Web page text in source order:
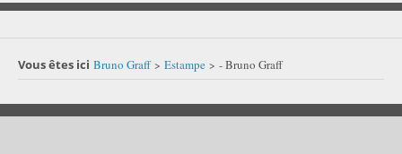
Vous êtes ici Bruno Graff > Estampe > - Bruno Graff